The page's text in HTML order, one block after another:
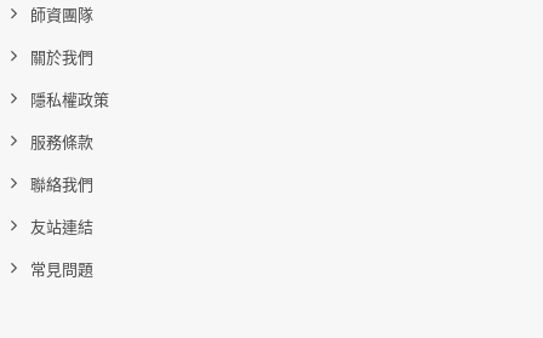
師資團隊
關於我們
隱私權政策
服務條款
聯絡我們
友站連結
常見問題